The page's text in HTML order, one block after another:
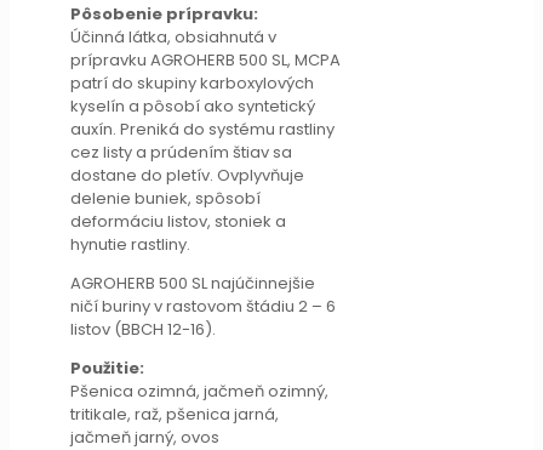
Pôsobenie prípravku:
Účinná látka, obsiahnutá v
prípravku AGROHERB 500 SL, MCPA
patrí do skupiny karboxylových
kyselín a pôsobí ako syntetický
auxín. Preniká do systému rastliny
cez listy a prúdením štiav sa
dostane do pletív. Ovplyvňuje
delenie buniek, spôsobí
deformáciu listov, stoniek a
hynutie rastliny.
AGROHERB 500 SL najúčinnejšie
ničí buriny v rastovom štádiu 2 – 6
listov (BBCH 12-16).
Použitie:
Pšenica ozimná, jačmeň ozimný,
tritikale, raž, pšenica jarná,
jačmeň jarný, ovos